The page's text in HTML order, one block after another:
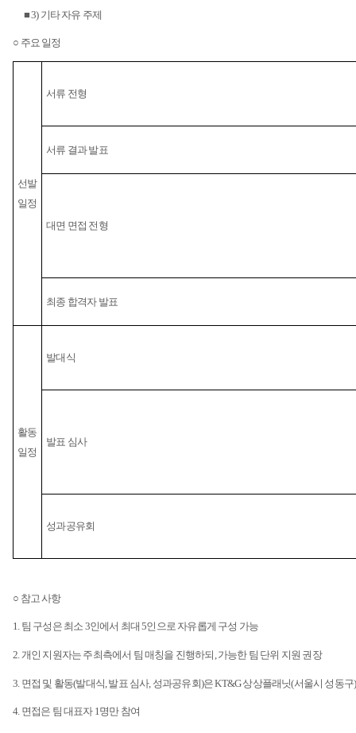
■3) 기타 자유 주제
○ 주요 일정
선발
일정
서류 전형
서류 결과 발표
대면 면접 전형
최종 합격자 발표
활동
일정
발대식
발표 심사
성과공유회
○ 참고 사항
1. 팀 구성은 최소 3인에서 최대5인으로 자유롭게 구성 가능
2.개인 지원자는 주최측에서 팀 매칭을 진행하되 ,가능한 팀 단위 지원 권장
3. 면접 및 활동(발대식 발표 심사, 성과공유회)은KT&G상상플래닛(서울시 성동구)
4. 면접은 팀 대표자 1명만 참여